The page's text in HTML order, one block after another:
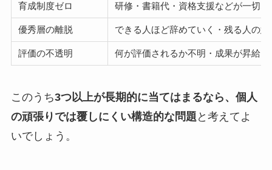
育成制度ゼロ 研修・書籍代・資格支援などが一切な
優秀層の離脱 できる人ほど辞めていく・残る人の
評価の不透明 何が評価されるか不明・成果が昇給
このうち3つ以上が長期的に当てはまるなら、個人
の頑張りでは覆しにくい構造的な問題 と考えてよ
いでしょう。